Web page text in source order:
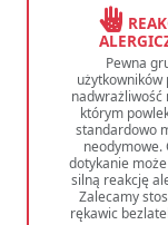
Pewna
użytkowników
nadwrażliwość
którym
standardowo
neodymowe.
dotykanie może
silną reakcję
Zalecamy
rękawic